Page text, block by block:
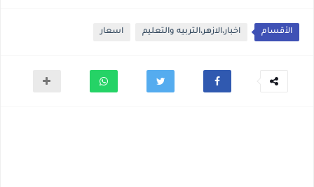
الأقسام اخبار،الازهر،التربيه والتعليم اسعار